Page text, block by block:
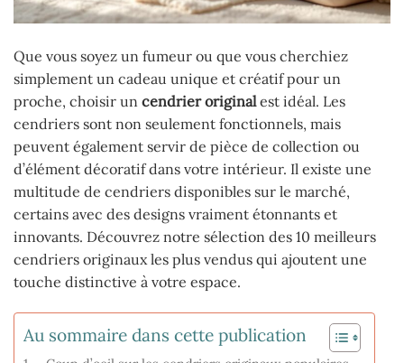
Que vous soyez un fumeur ou que vous cherchiez
simplement un cadeau unique et créatif pour un
proche, choisir un cendrier originalest idéal. Les
cendriers sont non seulement fonctionnels, mais
peuvent également servir de pièce de collection ou
d’élément décoratif dans votre intérieur. Il existe une
multitude de cendriers disponibles sur le marché,
certains avec des designs vraiment étonnants et
innovants. Découvrez notre sélection des 10 meilleurs
cendriers originaux les plus vendus qui ajoutent une
touche distinctive à votre espace.
Au sommaire dans cette publication